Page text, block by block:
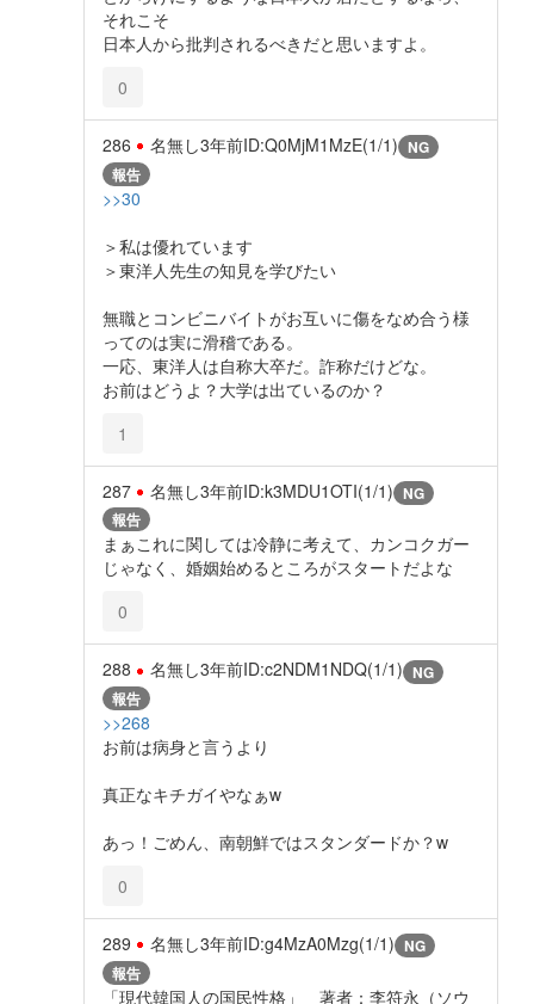
それこそ
日本人から批判されるべきだと思いますよ。
0
286 名無し3年前ID:Q0MjM1MzE(1/1) NG
報告
>>30
＞私は優れています
＞東洋人先生の知見を学びたい
無職とコンビニバイトがお互いに傷をなめ合う様
ってのは実に滑稽である。
一応、東洋人は自称大卒だ。詐称だけどな。
お前はどうよ？大学は出ているのか？
1
287 名無し3年前ID:k3MDU1OTI(1/1) NG
報告
まぁこれに関しては冷静に考えて、カンコクガー
じゃなく、婚姻始めるところがスタートだよな
0
288 名無し3年前ID:c2NDM1NDQ(1/1) NG
報告
>>268
お前は病身と言うより
真正なキチガイやなぁw
あっ！ごめん、南朝鮮ではスタンダードか？w
0
289 名無し3年前ID:g4MzA0Mzg(1/1) NG
報告
「現代韓国人の国民性格」 著者：李符永（ソウ